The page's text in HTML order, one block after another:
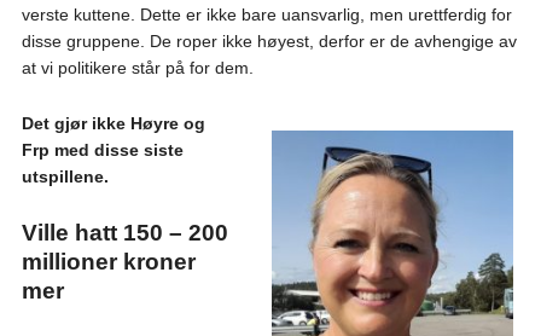
verste kuttene. Dette er ikke bare uansvarlig, men urettferdig for
disse gruppene. De roper ikke høyest, derfor er de avhengige av
at vi politikere står på for dem.
Det gjør ikke Høyre og
Frp med disse siste
utspillene.
Ville hatt 150 – 200
millioner kroner
mer